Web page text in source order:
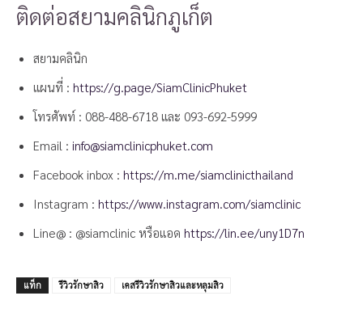
ติดต่อสยามคลินิกภูเก็ต
สยามคลินิก
แผนที่ : https://g.page/SiamClinicPhuket
โทรศัพท์ : 088-488-6718 และ 093-692-5999
Email : info@siamclinicphuket.com
Facebook inbox : https://m.me/siamclinicthailand
Instagram : https://www.instagram.com/siamclinic
Line@ : @siamclinic หรือแอด https://lin.ee/uny1D7n
แท็ก รีวิวรักษาสิว เคสรีวิวรักษาสิวและหลุมสิว